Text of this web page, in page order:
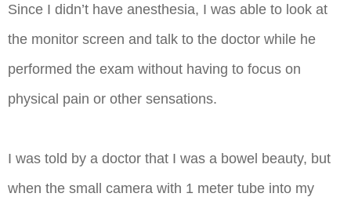
Since I didn’t have anesthesia, I was able to look at
the monitor screen and talk to the doctor while he
performed the exam without having to focus on
physical pain or other sensations.
I was told by a doctor that I was a bowel beauty, but
when the small camera with 1 meter tube into my